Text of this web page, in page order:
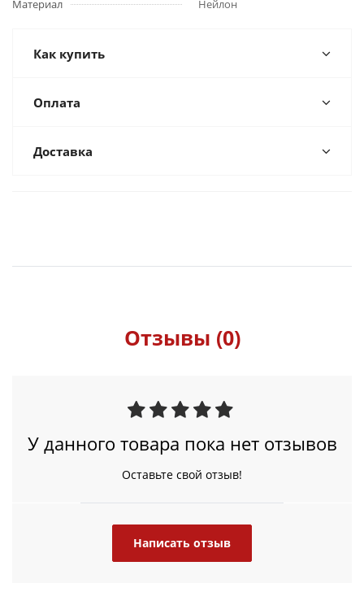
Материал Нейлон
Как купить
Оплата
Доставка
Отзывы (0)
У данного товара пока нет отзывов
Оставьте свой отзыв!
Написать отзыв